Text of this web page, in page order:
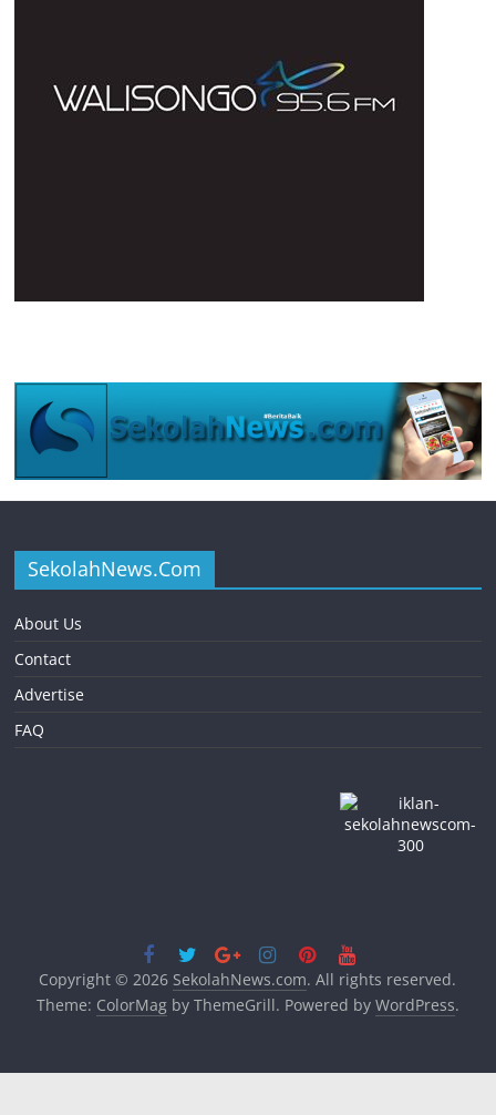
SekolahNews.Com
About Us
Contact
Advertise
FAQ
Copyright © 2026 SekolahNews.com. All rights reserved.
Theme: ColorMagby ThemeGrill. Powered by WordPress.